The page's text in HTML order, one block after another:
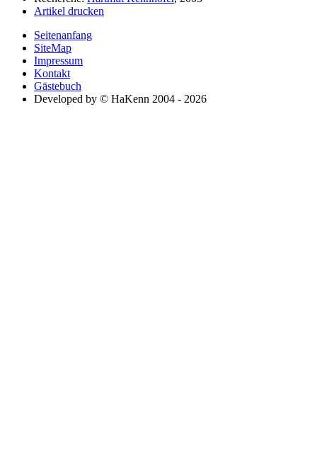
Artikel drucken
Seitenanfang
SiteMap
Impressum
Kontakt
Gästebuch
Developed by © HaKenn 2004 - 2026